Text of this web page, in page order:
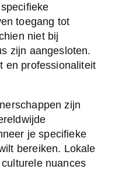
toegang tot
niet bij
zijn aangesloten.
en professionaliteit
zijn
je specifieke
bereiken. Lokale
nuances